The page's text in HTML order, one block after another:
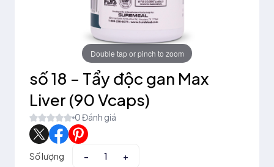
Double tap or pinch to zoom
số 18 – Tẩy độc gan Max
Liver (90 Vcaps)
0 Đánh giá
Số lượng − +